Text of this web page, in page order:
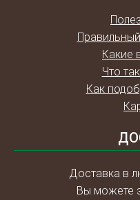
Какие
Что
Как
Доставка в
Вы можете